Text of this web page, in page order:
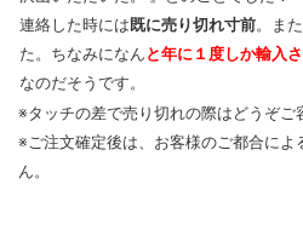
連絡した時には 既に売り切れ寸前。ま
た。ちなみになん と年に１度しか輸入
なのだそうです。
※タッチの差で売り切れの際はどうぞご
※ご注文確定後は、お客様のご都合に
ん。